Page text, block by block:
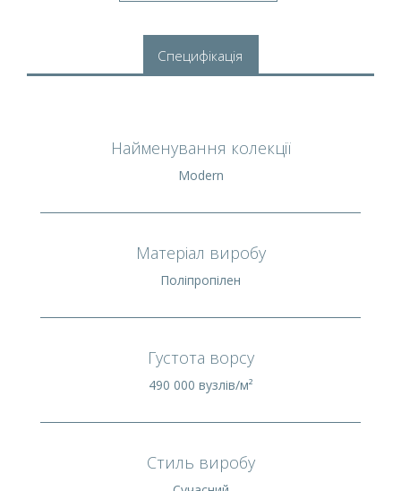
Специфікація
Найменування колекції
Modern
Матеріал виробу
Поліпропілен
Густота ворсу
490 000 вузлів/м²
Стиль виробу